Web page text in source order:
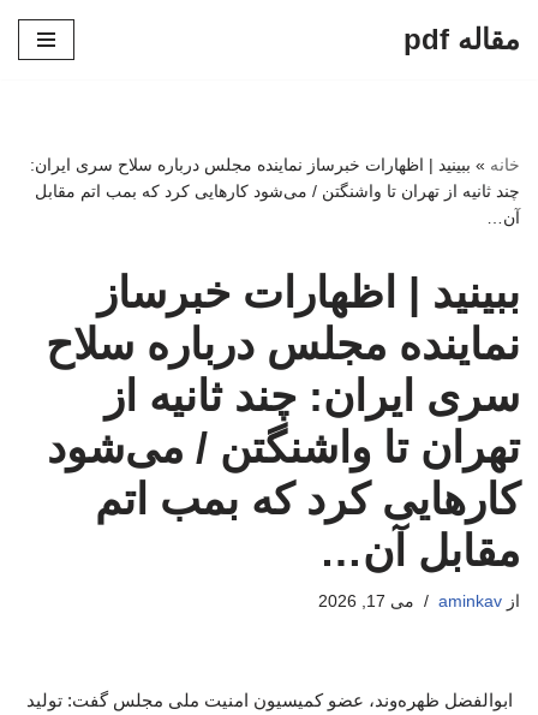
مقاله pdf
خانه » ببینید | اظهارات خبرساز نماینده مجلس درباره سلاح سری ایران:
چند ثانیه از تهران تا واشنگتن / می‌شود کارهایی کرد که بمب اتم مقابل
آن…
ببینید | اظهارات خبرساز
نماینده مجلس درباره سلاح
سری ایران: چند ثانیه از
تهران تا واشنگتن / می‌شود
کارهایی کرد که بمب اتم
مقابل آن…
از aminkav می 17, 2026
ابوالفضل ظهره‌وند، عضو کمیسیون امنیت ملی مجلس گفت: تولید